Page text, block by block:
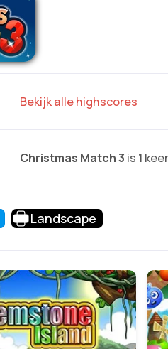
Bekijk alle highscores
Christmas Match 3 is 1
Landscape